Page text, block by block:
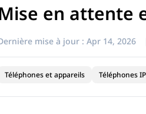
par titreen attente
mise à jour : Apr 14, 2026
Téléphones et appareils Téléphones